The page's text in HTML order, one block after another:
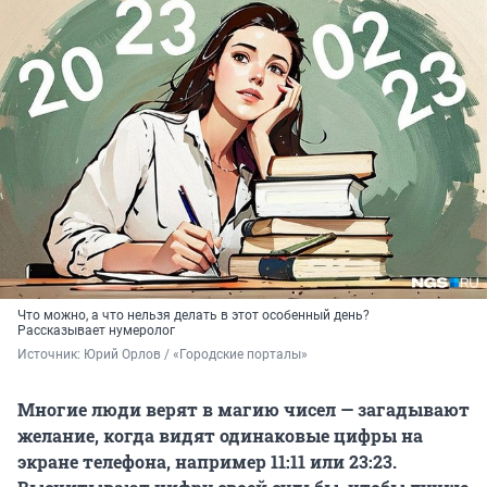
Что можно, а что нельзя делать в этот особенный день?
Рассказывает нумеролог
Источник: Юрий Орлов / «Городские порталы»
Многие люди верят в магию чисел — загадывают
желание, когда видят одинаковые цифры на
экране телефона, например 11:11 или 23:23.